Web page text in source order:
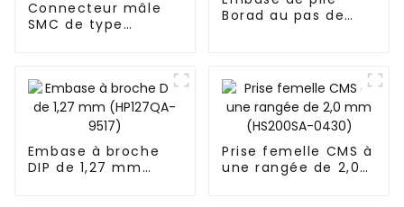
Connecteur mâle
SMC de type
Borad au pas de
Embase à broche
DIP de 1,27 mm
Prise femelle CMS à
une rangée de 2,0